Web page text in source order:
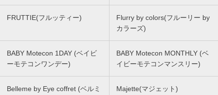
FRUTTIE(フルッティー)
Flurry by colors(フルーリー by
カラーズ)
BABY Motecon 1DAY (ベイビ
ーモテコンワンデー)
BABY Motecon MONTHLY (ベ
イビーモテコンマンスリー)
Belleme by Eye coffret (ベルミ
Majette(マジェット)